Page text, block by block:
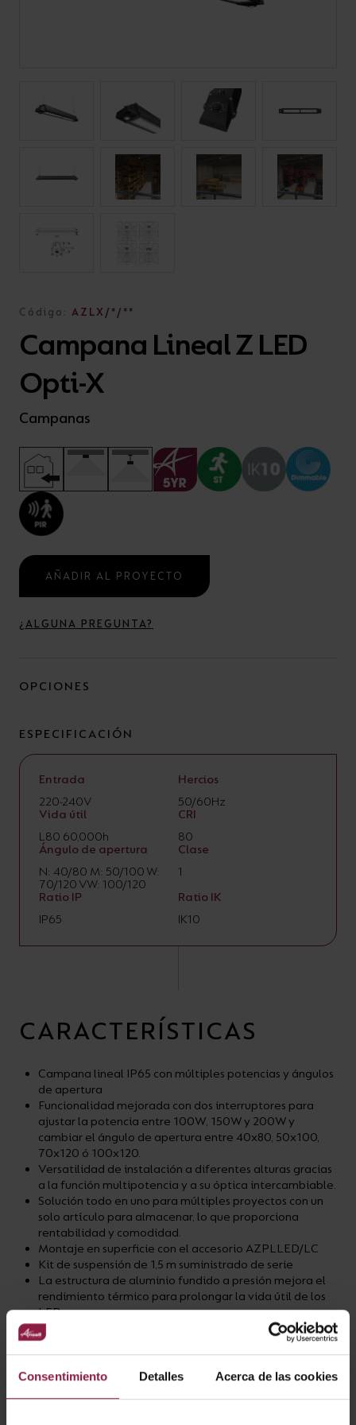
Consentimiento Detalles Acerca de las cookies
Código: AZLX/*/**
Campana Lineal Z LED
Opti-X
Campanas
AÑADIR AL PROYECTO
¿ALGUNA PREGUNTA?
OPCIONES
ESPECIFICACIÓN
Entrada
220-240V
Hercios
50/60Hz
Vida útil
L80 60,000h
CRI
80
Ángulo de apertura
N: 40/80 M: 50/100 W:
70/120 VW: 100/120
Clase
1
Ratio IP
IP65
Ratio IK
IK10
CARACTERÍSTICAS
Campana lineal IP65 con múltiples potencias y ángulos
de apertura
Funcionalidad mejorada con dos interruptores para
ajustar la potencia entre 100W, 150W y 200W y
cambiar el ángulo de apertura entre 40x80, 50x100,
70x120 ó 100x120.
Versatilidad de instalación a diferentes alturas gracias
a la función multipotencia y a su óptica intercambiable.
Solución todo en uno para múltiples proyectos con un
solo artículo para almacenar, lo que proporciona
rentabilidad y comodidad.
Montaje en superficie con el accesorio AZPLLED/LC
Kit de suspensión de 1,5 m suministrado de serie
La estructura de aluminio fundido a presión mejora el
rendimiento térmico para prolongar la vida útil de los
LED.
Opción de sensor de microondas Plug and Play, que
ofrece el máximo ahorro de energía
Regulable 1-10V de serie (el instalador debe taladrar
un orificio piloto y utilizar un prensaestopas IP en la